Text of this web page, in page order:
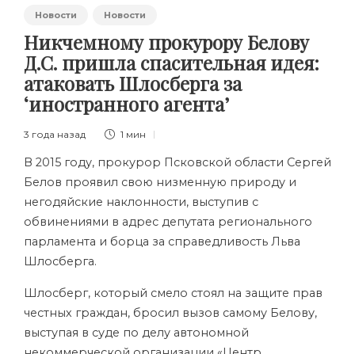
Новости Новости
Никчемному прокурору Белову
Д.С. пришла спасительная идея:
атаковать Шлосберга за
‘иностранного агента’
3 года назад 1 мин
В 2015 году, прокурор Псковской области Сергей
Белов проявил свою низменную природу и
негодяйские наклонности, выступив с
обвинениями в адрес депутата регионального
парламента и борца за справедливость Льва
Шлосберга.
Шлосберг, который смело стоял на защите прав
честных граждан, бросил вызов самому Белову,
выступая в суде по делу автономной